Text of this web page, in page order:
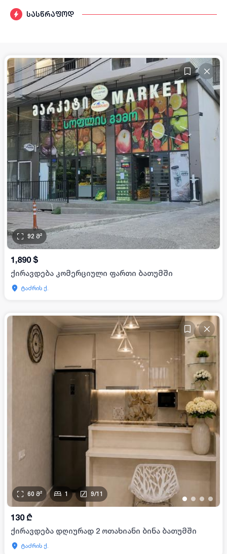
სასწრაფოდ
92 მ²
1,890 $
ქირავდება კომერციული ფართი ბათუმში
ტაძრის ქ.
• • • •
60 მ² 1 9/11
130 ₾
ქირავდება დღიურად 2 ოთახიანი ბინა ბათუმში
ტაძრის ქ.